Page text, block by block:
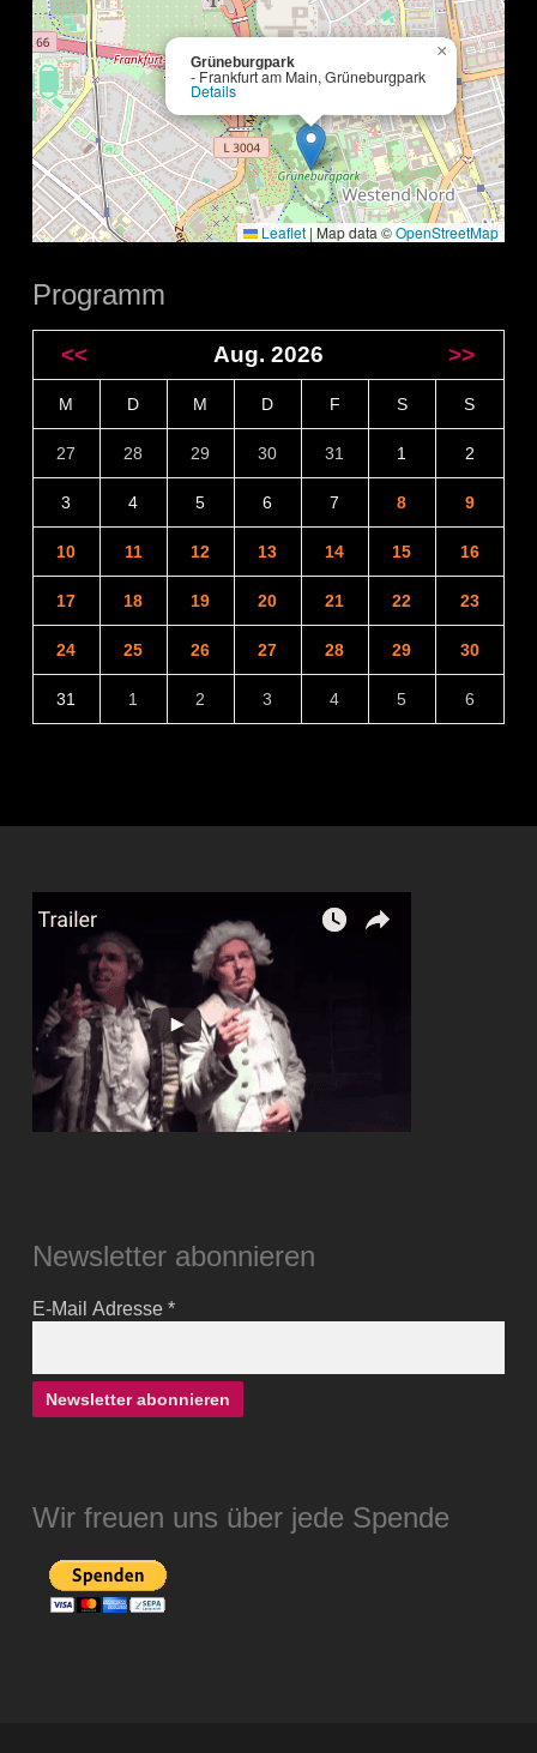
Grüneburgpark
- Frankfurt am Main, Grüneburgpark
Details
×
Leaflet | Map data ©OpenStreetMap
Programm
<< Aug. 2026 >>
M D M D F S S
27 28 29 30 31 1 2
3 4 5 6 7 8 9
10 11 12 13 14 15 16
17 18 19 20 21 22 23
24 25 26 27 28 29 30
31 1 2 3 4 5 6
Newsletter abonnieren
E-Mail Adresse *
Wir freuen uns über jede Spende